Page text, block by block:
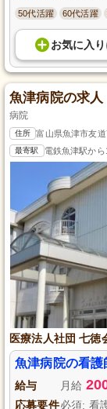
50代活躍 60代活躍
お気に入り
魚津病院の求人
病院
住所 富山県魚津市友
最寄駅 電鉄魚津駅か
医療法人社団 七徳
魚津病院の看護
給与 月給
応募要件必須: 看